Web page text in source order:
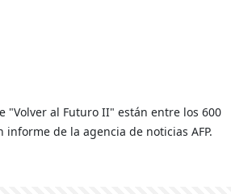
"Volver al Futuro II" están entre los 600
de la agencia de noticias AFP.